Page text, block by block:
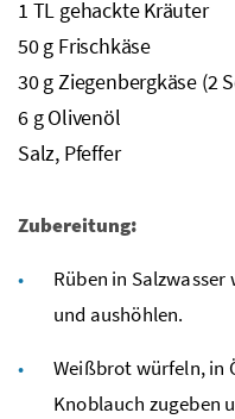
1 TL gehackte Kräuter
50g Frischkäse
30gZiegenbergkäse (2
6 gOlivenöl
Salz, Pfeffer
Zubereitung:
Rüben in
und aushöhlen.
Weißbrot würfeln, in
Knoblauch zugeben